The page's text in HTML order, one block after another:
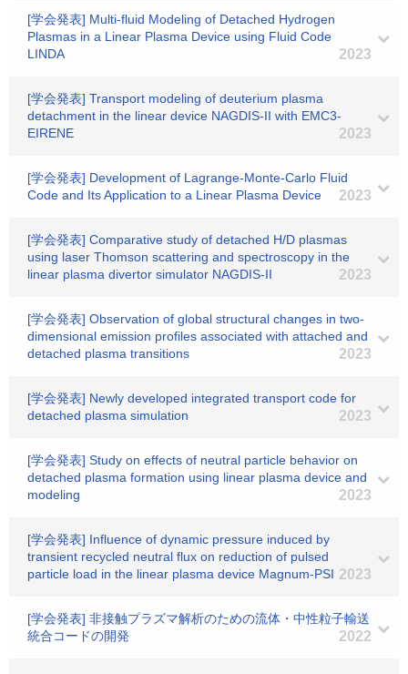
[学会発表] Multi-fluid Modeling of Detached Hydrogen
Plasmas in a Linear Plasma Device using Fluid Code
LINDA
2023
[学会発表] Transport modeling of deuterium plasma
detachment in the linear device NAGDIS-II with EMC3-
EIRENE
2023
[学会発表] Development of Lagrange-Monte-Carlo Fluid
Code and Its Application to a Linear Plasma Device
2023
[学会発表] Comparative study of detached H/D plasmas
using laser Thomson scattering and spectroscopy in the
linear plasma divertor simulator NAGDIS-II
2023
[学会発表] Observation of global structural changes in two-
dimensional emission profiles associated with attached and
detached plasma transitions
2023
[学会発表] Newly developed integrated transport code for
detached plasma simulation
2023
[学会発表] Study on effects of neutral particle behavior on
detached plasma formation using linear plasma device and
modeling
2023
[学会発表] Influence of dynamic pressure induced by
transient recycled neutral flux on reduction of pulsed
particle load in the linear plasma device Magnum-PSI 2023
[学会発表] 非接触プラズマ解析のための流体・中性粒子輸送
統合コードの開発
2022